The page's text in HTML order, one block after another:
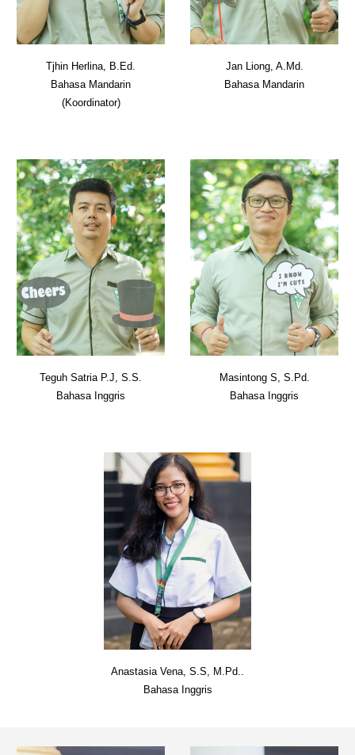
Tjhin Herlina, B.Ed.
Bahasa Mandarin
(Koordinator)
Jan Liong, A.Md.
Bahasa Mandarin
Teguh Satria P.J, S.S.
Bahasa Inggris
Masintong S, S.Pd.
Bahasa Inggris
Anastasia Vena, S.S, M.Pd..
Bahasa Inggris